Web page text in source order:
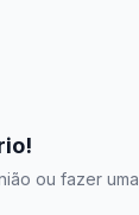
ou fazer uma